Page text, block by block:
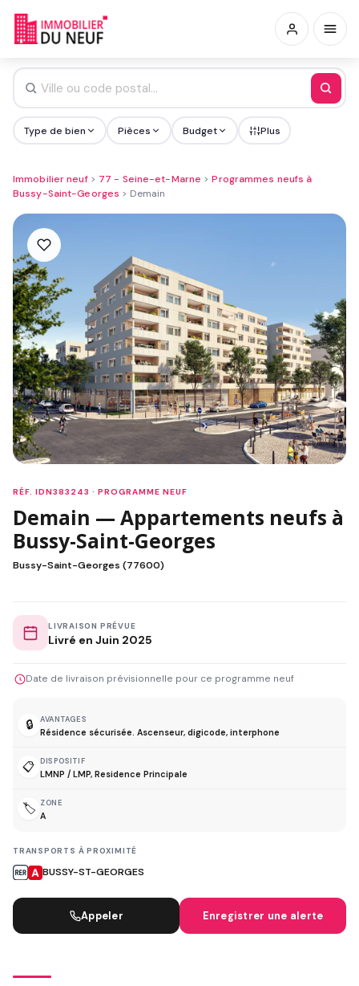
Type de bien Pièces Budget Plus
Immobilier neuf> 77 - Seine-et-Marne >Programmes neufs à
Bussy-Saint-Georges > Demain
RÉF. IDN383243 · PROGRAMME NEUF
Demain — Appartements neufs à
Bussy-Saint-Georges
Bussy-Saint-Georges (77600)
LIVRAISON PRÉVUE
Livré en Juin 2025
Date de livraison prévisionnelle pour ce programme neuf
🔒 AVANTAGES
Résidence sécurisée. Ascenseur, digicode, interphone
📋 DISPOSITIF
LMNP / LMP, Residence Principale
🏷️ ZONE
A
TRANSPORTS À PROXIMITÉ
BUSSY-ST-GEORGES
Appeler Enregistrer une alerte